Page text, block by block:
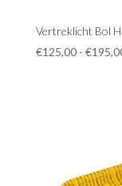
Vertreklicht Bol
€125,00 - €